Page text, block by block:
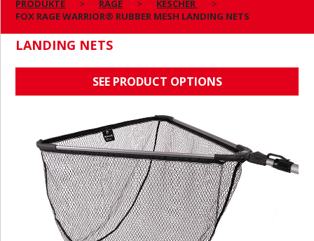
PRODUKTE RAGE
KESCHER
FOX RAGE WARRIOR® RUBBER MESH LANDING NETS
LANDING NETS
SEE PRODUCT OPTIONS